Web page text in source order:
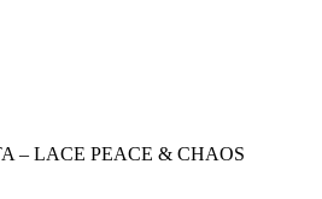
LACE PEACE & CHAOS